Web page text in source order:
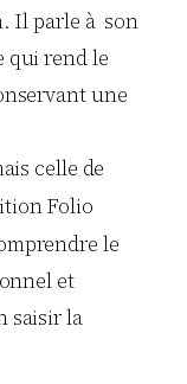
Il parle à son
qui rend le
une
celle de
Folio
le
et
saisir la